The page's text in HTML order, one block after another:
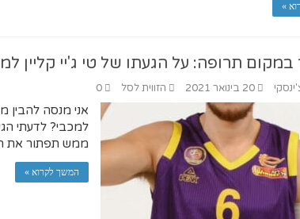
»
תרופה: על הגעתו של טי ג'יי קליין
20 בינואר 2021 הזווית לסל 0
אני מנסה להבין
למכבי? לדעתי
ממש תפתור את
המשך לקרוא »